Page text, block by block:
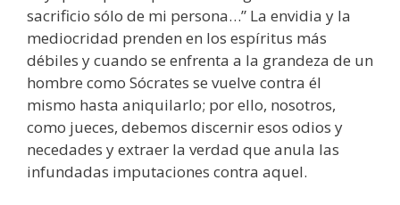
sacrificio sólo de mi persona…” La envidia y la
mediocridad prenden en los espíritus más
débiles y cuando se enfrenta a la grandeza de un
hombre como Sócrates se vuelve contra él
mismo hasta aniquilarlo; por ello, nosotros,
como jueces, debemos discernir esos odios y
necedades y extraer la verdad que anula las
infundadas imputaciones contra aquel.